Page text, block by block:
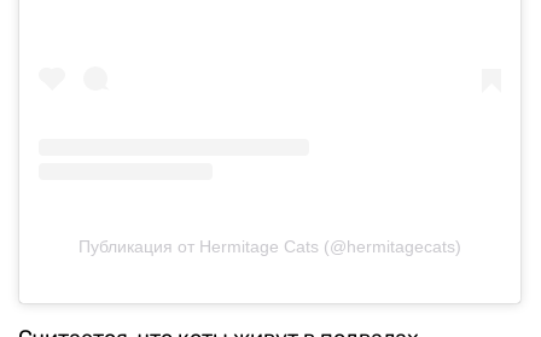
Публикация от Hermitage Cats (@hermitagecats)